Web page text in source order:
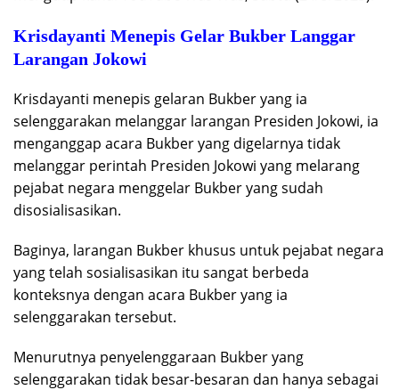
Krisdayanti Menepis Gelar Bukber Langgar
Larangan Jokowi
Krisdayanti menepis gelaran Bukber yang ia
selenggarakan melanggar larangan Presiden Jokowi, ia
menganggap acara Bukber yang digelarnya tidak
melanggar perintah Presiden Jokowi yang melarang
pejabat negara menggelar Bukber yang sudah
disosialisasikan.
Baginya, larangan Bukber khusus untuk pejabat negara
yang telah sosialisasikan itu sangat berbeda
konteksnya dengan acara Bukber yang ia
selenggarakan tersebut.
Menurutnya penyelenggaraan Bukber yang
selenggarakan tidak besar-besaran dan hanya sebagai